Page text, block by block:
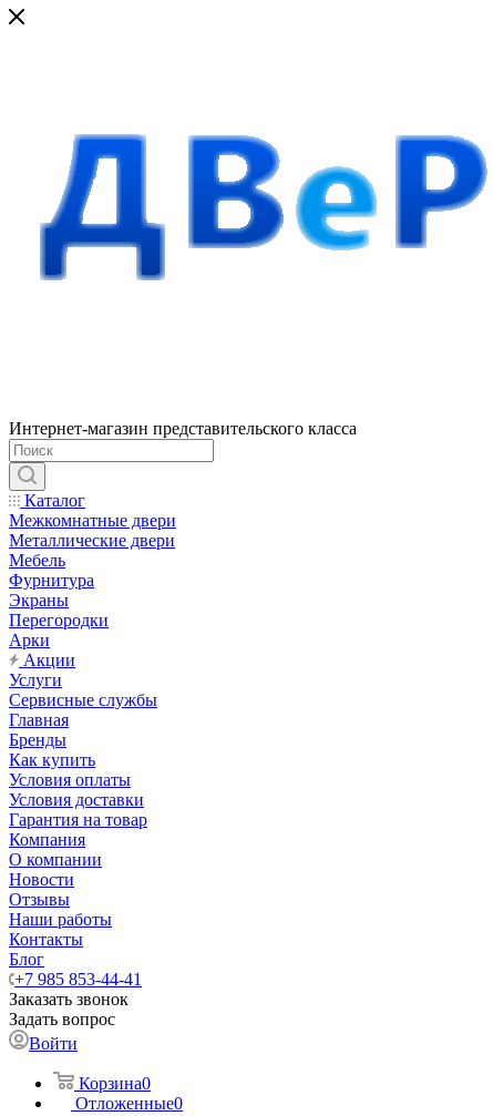
Интернет-магазин представительского класса
Каталог
Межкомнатные двери
Металлические двери
Мебель
Фурнитура
Экраны
Перегородки
Арки
Акции
Услуги
Сервисные службы
Главная
Бренды
Как купить
Условия оплаты
Условия доставки
Гарантия на товар
Компания
О компании
Новости
Отзывы
Наши работы
Контакты
Блог
+7 985 853-44-41
Заказать звонок
Задать вопрос
Войти
Корзина0
Отложенные0